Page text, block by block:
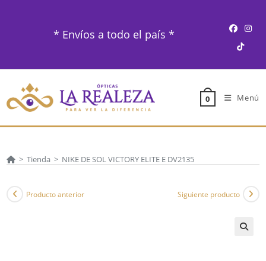
* Envíos a todo el país *
0 Menú
> Tienda > NIKE DE SOL VICTORY ELITE E DV2135
Producto anterior Siguiente producto